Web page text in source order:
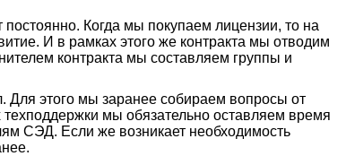
Когда мы покупаем лицензии, то на
И в рамках этого же контракта мы отводим
контракта мы составляем группы и
этого мы заранее собираем вопросы от
мы обязательно оставляем время
СЭД. Если же возникает необходимость